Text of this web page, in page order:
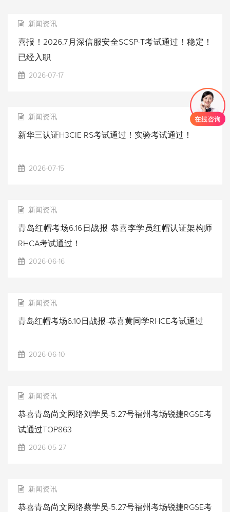
新闻资讯
喜报！2026.7月深信服安全SCSP-T考试通过！稳定！
已经入职
2026-07-17
新闻资讯
新华三认证H3CIE RS考试通过！实验考试通过！
2026-07-15
新闻资讯
青岛红帽考场6.16日战报-恭喜李学员红帽认证架构师
RHCA考试通过！
2026-06-16
新闻资讯
青岛红帽考场6.10日战报-恭喜黄同学RHCE考试通过
2026-06-10
新闻资讯
恭喜青岛尚文网络刘学员-5.27号福州考场锐捷RGSE考
试通过TOP863
2026-05-27
新闻资讯
恭喜青岛尚文网络蔡学员-5.27号福州考场锐捷RGSE考